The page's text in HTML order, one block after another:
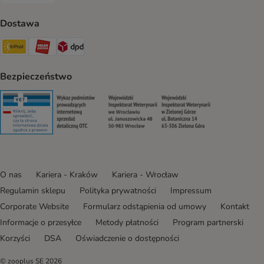
Dostawa
Paczkomat® Shipping Method
ORLEN Paczka Shipping Method
Bezpieczeństwo
Security Security Security
O nas Kariera - Kraków
Kariera - Wrocław
Regulamin sklepu
Polityka prywatności
Impressum
Corporate Website
Formularz odstąpienia od umowy
Kontakt
Informacje o przesyłce
Metody płatności
Program partnerski
Korzyści
DSA Oświadczenie o dostępności
© zooplus SE 2026